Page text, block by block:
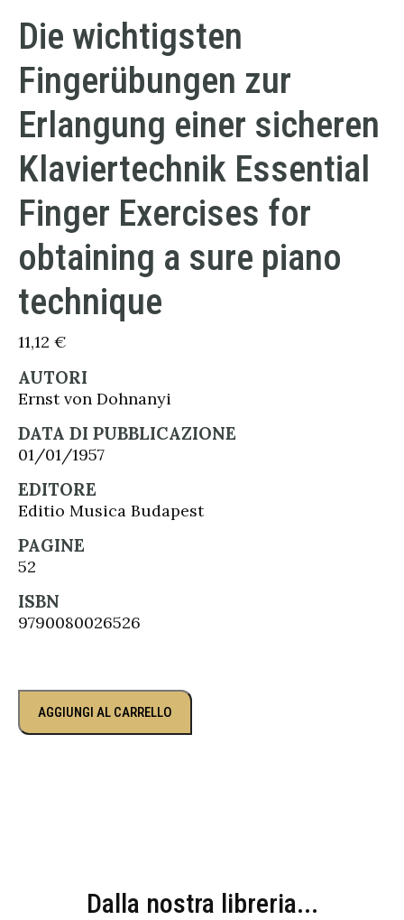
Die wichtigsten
Fingerübungen zur
Erlangung einer sicheren
Klaviertechnik Essential
Finger Exercises for
obtaining a sure piano
technique
11,12 €
AUTORI
Ernst von Dohnanyi
DATA DI PUBBLICAZIONE
01/01/1957
EDITORE
Editio Musica Budapest
PAGINE
52
ISBN
9790080026526
AGGIUNGI AL CARRELLO
Dalla nostra libreria...